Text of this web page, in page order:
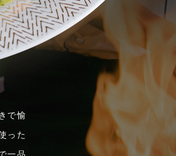
で愉
った